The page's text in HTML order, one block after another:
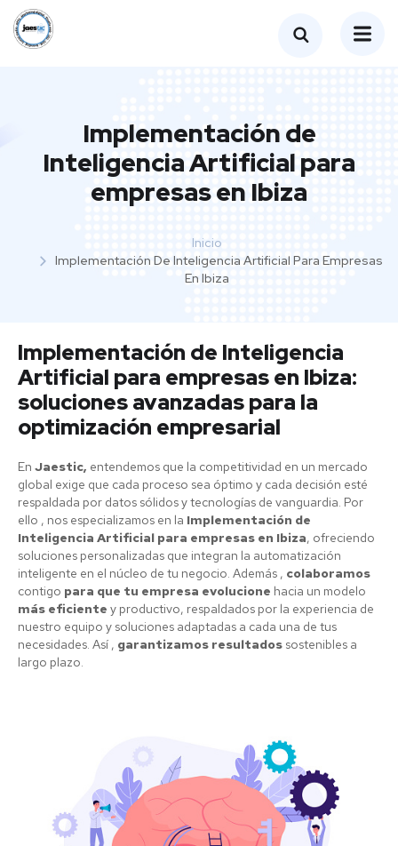
Implementación de
Inteligencia Artificial para
empresas en Ibiza
Inicio
Implementación De Inteligencia Artificial Para Empresas
En Ibiza
Implementación de Inteligencia
Artificial para empresas en Ibiza:
soluciones avanzadas para la
optimización empresarial
En Jaestic, entendemos que la competitividad en un mercado
global exige que cada proceso sea óptimo y cada decisión esté
respaldada por datos sólidos y tecnologías de vanguardia. Por
ello , nos especializamos en la Implementación de
Inteligencia Artificial para empresas en Ibiza, ofreciendo
soluciones personalizadas que integran la automatización
inteligente en el núcleo de tu negocio. Además , colaboramos
contigo para que tu empresa evolucione hacia un modelo
más eficiente y productivo, respaldados por la experiencia de
nuestro equipo y soluciones adaptadas a cada una de tus
necesidades. Así , garantizamos resultados sostenibles a
largo plazo.